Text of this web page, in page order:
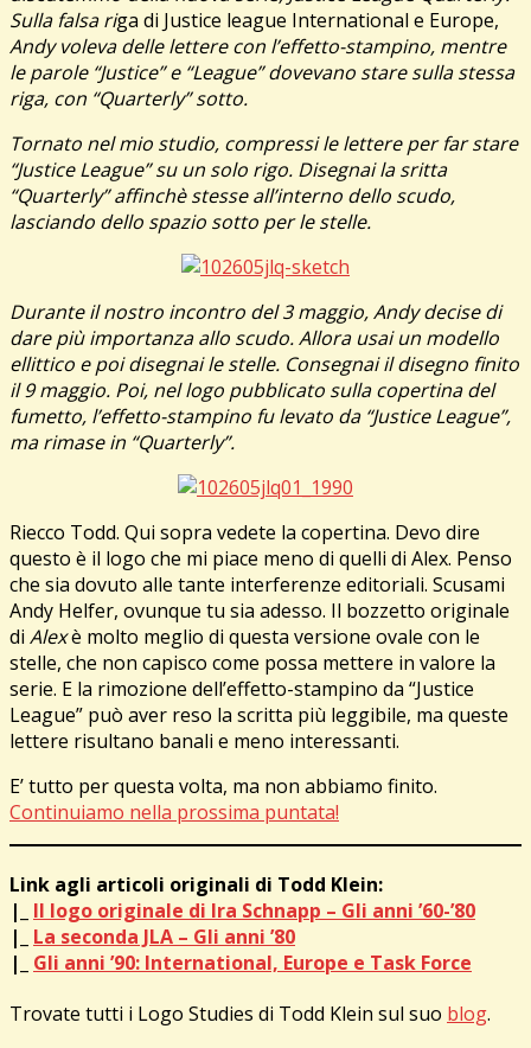
Sulla falsa riga di Justice league International e Europe,
Andy voleva delle lettere con l’effetto-stampino, mentre
le parole “Justice” e “League” dovevano stare sulla stessa
riga, con “Quarterly” sotto.
Tornato nel mio studio, compressi le lettere per far stare
“Justice League” su un solo rigo. Disegnai la sritta
“Quarterly” affinchè stesse all’interno dello scudo,
lasciando dello spazio sotto per le stelle.
Durante il nostro incontro del 3 maggio, Andy decise di
dare più importanza allo scudo. Allora usai un modello
ellittico e poi disegnai le stelle. Consegnai il disegno finito
il 9 maggio. Poi, nel logo pubblicato sulla copertina del
fumetto, l’effetto-stampino fu levato da “Justice League”,
ma rimase in “Quarterly”.
Riecco Todd. Qui sopra vedete la copertina. Devo dire
questo è il logo che mi piace meno di quelli di Alex. Penso
che sia dovuto alle tante interferenze editoriali. Scusami
Andy Helfer, ovunque tu sia adesso. Il bozzetto originale
di Alexè molto meglio di questa versione ovale con le
stelle, che non capisco come possa mettere in valore la
serie. E la rimozione dell’effetto-stampino da “Justice
League” può aver reso la scritta più leggibile, ma queste
lettere risultano banali e meno interessanti.
E’ tutto per questa volta, ma non abbiamo finito.
Continuiamo nella prossima puntata!
Link agli articoli originali di Todd Klein:
|_ Il logo originale di Ira Schnapp – Gli anni ’60-’80
|_ La seconda JLA – Gli anni ’80
|_ Gli anni ’90: International, Europe e Task Force
Trovate tutti i Logo Studies di Todd Klein sul suo blog.